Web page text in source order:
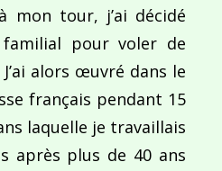
mon tour, j’ai décidé
pour voler de
alors œuvré dans le
français pendant 15
laquelle je travaillais
après plus de 40 ans